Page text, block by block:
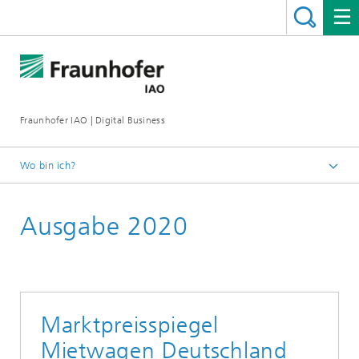
Fraunhofer IAO | Digital Business
Wo bin ich?
Ausgabe 2020
Marktpreisspiegel
Mietwagen Deutschland